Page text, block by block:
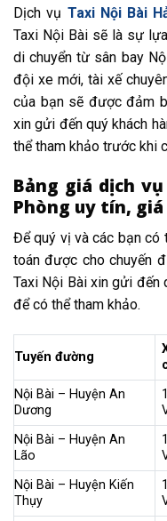
Dịch vụ Taxi Nội Bài
Taxi Nội Bài sẽ là sự
di chuyển từ sân bay
đội xe mới, tài xế
của bạn sẽ được đảm
xin gửi đến quý khách
thể tham khảo trước khi
Bảng giá dịch
Phòng uy tín, giá
Để quý vị vàcác bạncó
toán được cho chuyến
Taxi Nội Bài xin gửi đến
để có thể tham khảo.
Tuyến đường
Nội Bài – Huyện An
Dương
Nội Bài – Huyện An
Lão
Nội Bài – Huyện Kiến
Thụy